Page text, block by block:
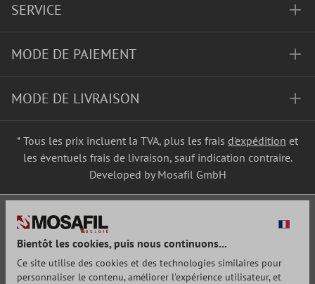
SERVICE
MODE DE PAIEMENT
MODE DE LIVRAISON
* Tous les prix incluent la TVA, plus les frais d'expédition et
les éventuels frais de livraison, sauf indication contraire.
Developed by Mosafil GmbH
Bientôt les cookies, puis nous continuons...
Ce site utilise des cookies et des technologies similaires pour
personnaliser le contenu, améliorer l'expérience utilisateur, et